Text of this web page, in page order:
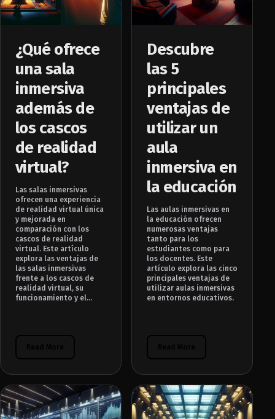
¿Qué ofrece
una sala
inmersiva
además de
los cascos
de realidad
virtual?
Las salas inmersivas
ofrecen una experiencia
de realidad virtual única
y mejorada en
comparación con los
cascos de realidad
virtual. Este artículo
explora las ventajas de
las salas inmersivas
frente a los cascos de
realidad virtual, su
funcionamiento y el...
Descubre
las 5
principales
ventajas de
utilizar un
aula
inmersiva en
la educación
Las aulas inmersivas en
la educación ofrecen
numerosas ventajas
tanto para los
estudiantes como para
los docentes. Este
artículo explora las cinco
principales ventajas de
utilizar aulas inmersivas
en entornos educativos.